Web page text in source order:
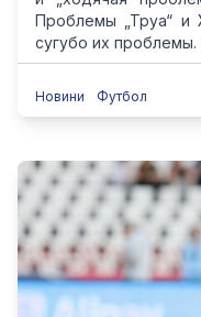
Проблемы „Труа“
сугубо их
Новини Футбол